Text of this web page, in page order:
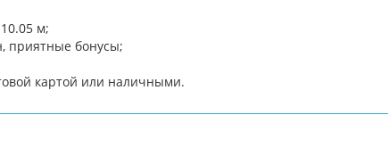
м;
приятные бонусы;
картой или наличными.